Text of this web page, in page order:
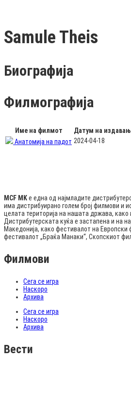
Samule Theis
Биографија
Филмографија
Име на филмот
Датум на
Анатомија на падот 2024-04-18
MCF MKе една од најмладите
има дистрибуирано голем број филмови и
целата територија на нашата држава, како
Дистрибутерската куќа е застапена и на
Македонија, како фестивалот на Европски
фестивалот „Браќа Манаки“, Скопскиот
Филмови
Сега се игра
Наскоро
Архива
Сега се игра
Наскоро
Архива
Вести